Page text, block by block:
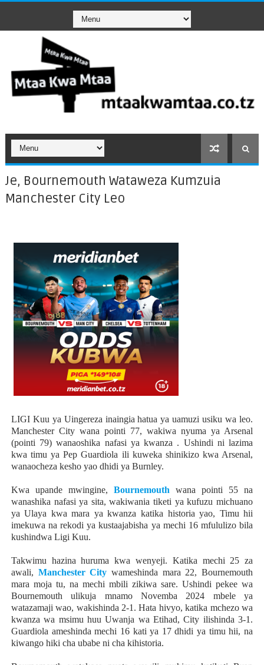
Je, Bournemouth Wataweza Kumzuia
Manchester City Leo
LIGI Kuu ya Uingereza inaingia hatua ya uamuzi usiku wa leo.
Manchester City wana pointi 77, wakiwa nyuma ya Arsenal
(pointi 79) wanaoshika nafasi ya kwanza . Ushindi ni lazima
kwa timu ya Pep Guardiola ili kuweka shinikizo kwa Arsenal,
wanaocheza kesho yao dhidi ya Burnley.
Kwa upande mwingine, Bournemouth wana pointi 55 na
wanashika nafasi ya sita, wakiwania tiketi ya kufuzu michuano
ya Ulaya kwa mara ya kwanza katika historia yao, Timu hii
imekuwa na rekodi ya kustaajabisha ya mechi 16 mfululizo bila
kushindwa Ligi Kuu.
Takwimu hazina huruma kwa wenyeji. Katika mechi 25 za
awali, Manchester City wameshinda mara 22, Bournemouth
mara moja tu, na mechi mbili zikiwa sare. Ushindi pekee wa
Bournemouth ulikuja mnamo Novemba 2024 mbele ya
watazamaji wao, wakishinda 2-1. Hata hivyo, katika mchezo wa
kwanza wa msimu huu Uwanja wa Etihad, City ilishinda 3-1.
Guardiola ameshinda mechi 16 kati ya 17 dhidi ya timu hii, na
kiwango hiki cha ubabe ni cha kihistoria.